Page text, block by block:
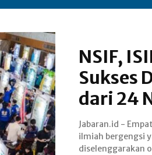
NSIF,
Sukses
dari 24
Jabaran.id -
ilmiah bergengsi
diselenggarakan
Innovation
Engineering Fair
kembali